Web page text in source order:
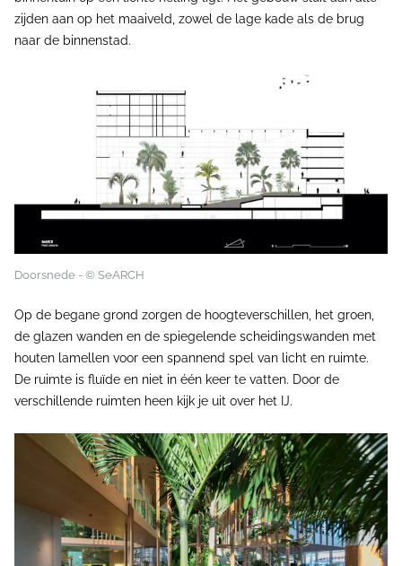
zijden aan op het maaiveld, zowel de lage kade als de brug
naar de binnenstad.
Doorsnede - © SeARCH
Op de begane grond zorgen de hoogteverschillen, het groen,
de glazen wanden en de spiegelende scheidingswanden met
houten lamellen voor een spannend spel van licht en ruimte.
De ruimte is fluïde en niet in één keer te vatten. Door de
verschillende ruimten heen kijk je uit over het IJ.